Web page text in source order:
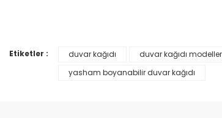
Ürün bilgilerinde hatalar bulunuyor.
Etiketler : duvar kağıdı duvar kağıdı
yasham boyanabilir duvar kağıdı